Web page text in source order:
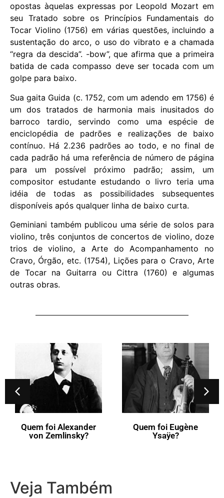
opostas àquelas expressas por Leopold Mozart em
seu Tratado sobre os Princípios Fundamentais do
Tocar Violino (1756) em várias questões, incluindo a
sustentação do arco, o uso do vibrato e a chamada
“regra da descida”. -bow”, que afirma que a primeira
batida de cada compasso deve ser tocada com um
golpe para baixo.
Sua gaita Guida (c. 1752, com um adendo em 1756) é
um dos tratados de harmonia mais inusitados do
barroco tardio, servindo como uma espécie de
enciclopédia de padrões e realizações de baixo
contínuo. Há 2.236 padrões ao todo, e no final de
cada padrão há uma referência de número de página
para um possível próximo padrão; assim, um
compositor estudante estudando o livro teria uma
idéia de todas as possibilidades subsequentes
disponíveis após qualquer linha de baixo curta.
Geminiani também publicou uma série de solos para
violino, três conjuntos de concertos de violino, doze
trios de violino, a Arte do Acompanhamento no
Cravo, Órgão, etc. (1754), Lições para o Cravo, Arte
de Tocar na Guitarra ou Cittra (1760) e algumas
outras obras.
Quem foi Alexander
von Zemlinsky?
Quem foi Eugène
Ysaÿe?
Veja Também